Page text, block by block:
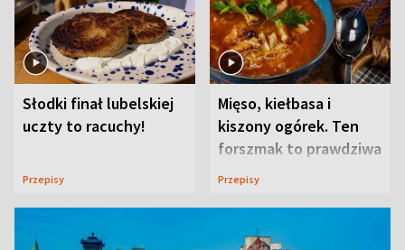
Słodki finał lubelskiej
uczty to racuchy!
Przepisy
Mięso, kiełbasa i
kiszony ogórek. Ten
forszmak to prawdziwa
uczta
Przepisy